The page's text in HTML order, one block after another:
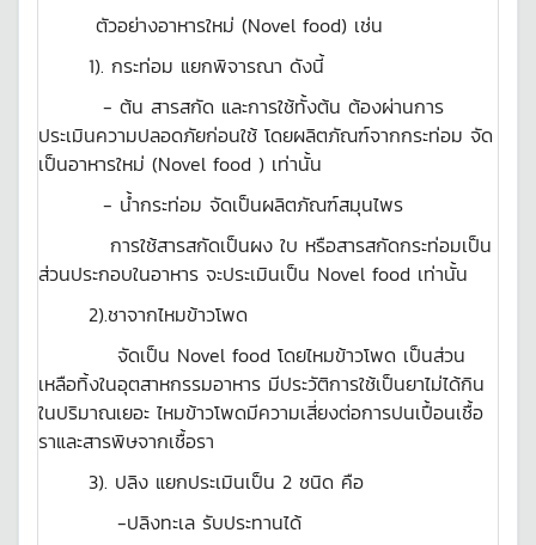
ตัวอย่างอาหารใหม่ (Novel food) เช่น
1). กระท่อม แยกพิจารณา ดังนี้
- ต้น สารสกัด และการใช้ทั้งต้น ต้องผ่านการ
ประเมินความปลอดภัยก่อนใช้ โดยผลิตภัณฑ์จากกระท่อม จัด
เป็นอาหารใหม่ (Novel food ) เท่านั้น
- น้ำกระท่อม จัดเป็นผลิตภัณฑ์สมุนไพร
การใช้สารสกัดเป็นผง ใบ หรือสารสกัดกระท่อมเป็น
ส่วนประกอบในอาหาร จะประเมินเป็น Novel food เท่านั้น
2).ชาจากไหมข้าวโพด
จัดเป็น Novel food โดยไหมข้าวโพด เป็นส่วน
เหลือทิ้งในอุตสาหกรรมอาหาร มีประวัติการใช้เป็นยาไม่ได้กิน
ในปริมาณเยอะ ไหมข้าวโพดมีความเสี่ยงต่อการปนเปื้อนเชื้อ
ราและสารพิษจากเชื้อรา
3). ปลิง แยกประเมินเป็น 2 ชนิด คือ
-ปลิงทะเล รับประทานได้